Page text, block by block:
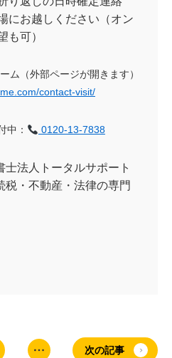
にお越しください（オン
も可）
ム（外部ページが開きます）
contact-visit/
中： 0120-13-7838
士法人トータルサポート
税・不動産・法律の専門
次の記事